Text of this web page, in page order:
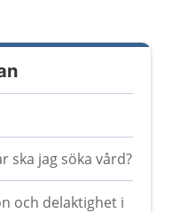
ska jag söka vård?
och delaktighet i